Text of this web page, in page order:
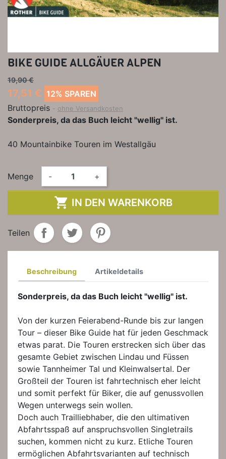
BIKE GUIDE ALLGÄUER ALPEN
19,90 €
17,51 € 12% SPAREN
Bruttopreis
ohne Versandkosten
Sonderpreis, da das Buch leicht "wellig" ist.
40 Mountainbike Touren im Westallgäu
Menge - +
 IN DEN WARENKORB
Teilen
Beschreibung Artikeldetails
Sonderpreis, da das Buch leicht "wellig" ist.
Von der kurzen Feierabend-Runde bis zur langen
Tour – dieser Bike Guide hat für jeden Geschmack
etwas parat. Die Touren erstrecken sich über das
gesamte Gebiet zwischen Lindau und Füssen
sowie Tannheimer Tal und Kleinwalsertal. Der
Großteil der Touren ist fahrtechnisch eher leicht
und somit perfekt für Biker, die auf genussvollen
Wegen unterwegs sein wollen.
Doch auch Trailliebhaber, die den ultimativen
Abfahrtsspaß auf anspruchsvollen Singletrails
suchen, kommen nicht zu kurz. Etliche Touren
ermöglichen Abfahrtsvarianten auf technisch